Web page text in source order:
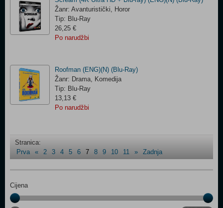
Žanr: Avanturistički, Horor
Tip: Blu-Ray
26,25 €
Po narudžbi
Roofman (ENG)(N) (Blu-Ray)
Žanr: Drama, Komedija
Tip: Blu-Ray
13,13 €
Po narudžbi
Stranica:
Prva
« 2 3 4 5 6 7 8 9 10 11 » Zadnja
Cijena